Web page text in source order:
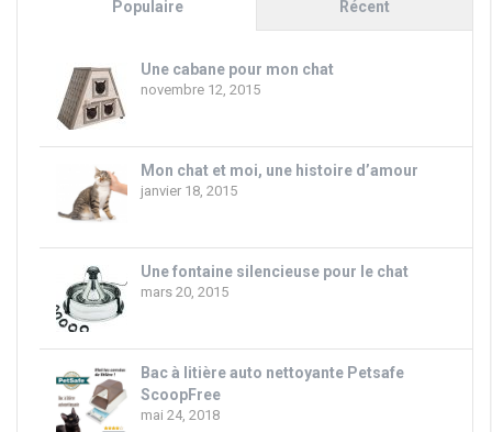
Populaire Récent
Une cabane pour mon chat
novembre 12, 2015
Mon chat et moi, une histoire d’amour
janvier 18, 2015
Une fontaine silencieuse pour le chat
mars 20, 2015
Bac à litière auto nettoyante Petsafe
ScoopFree
mai 24, 2018